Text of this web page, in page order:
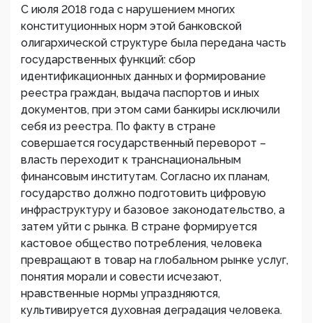
С июля 2018 года с нарушением многих
конституционных норм этой банковской
олигархической структуре была передана часть
государственных функций: сбор
идентификационных данных и формирование
реестра граждан, выдача паспортов и иных
документов, при этом сами банкиры исключили
себя из реестра. По факту в стране
совершается государственный переворот –
власть переходит к транснациональным
финансовым институтам. Согласно их планам,
государство должно подготовить цифровую
инфраструктуру и базовое законодательство, а
затем уйти с рынка. В стране формируется
кастовое общество потребления, человека
превращают в товар на глобальном рынке услуг,
понятия морали и совести исчезают,
нравственные нормы упраздняются,
культивируется духовная деградация человека.